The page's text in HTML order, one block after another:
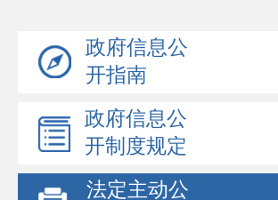
政府信息公
开指南
政府信息公
开制度规定
法定主动公